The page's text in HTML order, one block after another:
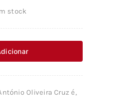
stock
Oliveira Cruz é,